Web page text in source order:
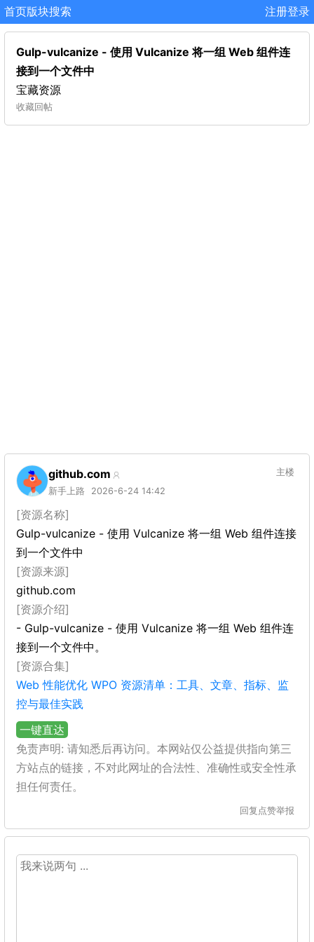
首页版块搜索 注册登录
Gulp-vulcanize - 使用 Vulcanize 将一组 Web 组件连
接到一个文件中
宝藏资源
收藏回帖
github.com
新手上路 2026-6-24 14:42
主楼
[资源名称]
Gulp-vulcanize - 使用 Vulcanize 将一组 Web 组件连接
到一个文件中
[资源来源]
github.com
[资源介绍]
- Gulp-vulcanize - 使用 Vulcanize 将一组 Web 组件连
接到一个文件中。
[资源合集]
Web 性能优化 WPO 资源清单：工具、文章、指标、监
控与最佳实践
一键直达
免责声明: 请知悉后再访问。本网站仅公益提供指向第三
方站点的链接，不对此网址的合法性、准确性或安全性承
担任何责任。
回复 点赞举报